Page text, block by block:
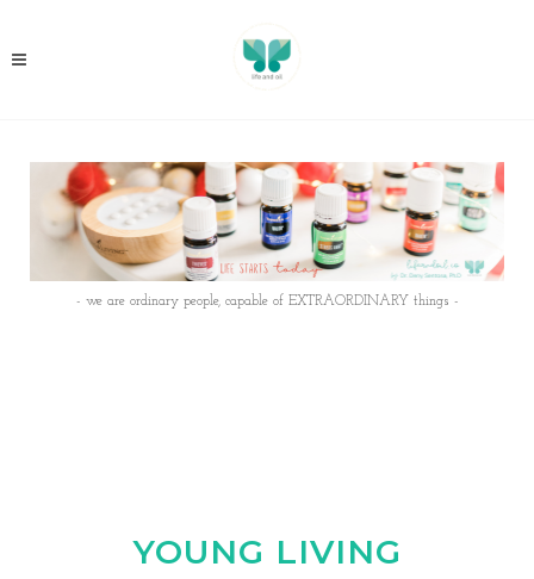
- we are ordinary people, capable of EXTRAORDINARY things -
YOUNG LIVING